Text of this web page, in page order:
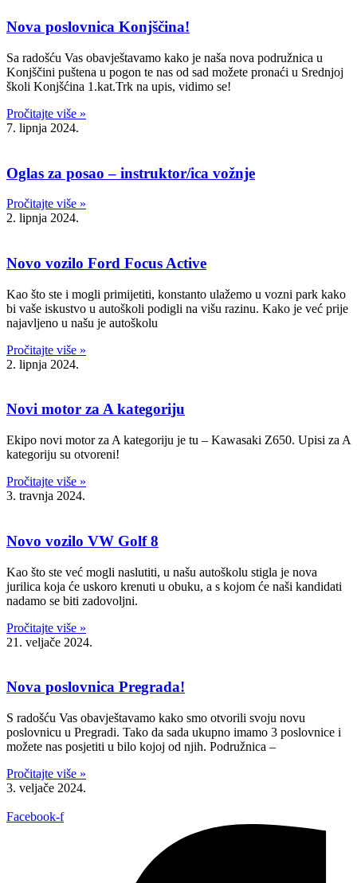
Nova poslovnica Konjščina!
Sa radošću Vas obavještavamo kako je naša nova podružnica u
Konjščini puštena u pogon te nas od sad možete pronaći u Srednjoj
školi Konjšćina 1.kat.Trk na upis, vidimo se!
Pročitajte više »
7. lipnja 2024.
Oglas za posao – instruktor/ica vožnje
Pročitajte više »
2. lipnja 2024.
Novo vozilo Ford Focus Active
Kao što ste i mogli primijetiti, konstanto ulažemo u vozni park kako
bi vaše iskustvo u autoškoli podigli na višu razinu. Kako je već prije
najavljeno u našu je autoškolu
Pročitajte više »
2. lipnja 2024.
Novi motor za A kategoriju
Ekipo novi motor za A kategoriju je tu – Kawasaki Z650. Upisi za A
kategoriju su otvoreni!
Pročitajte više »
3. travnja 2024.
Novo vozilo VW Golf 8
Kao što ste već mogli naslutiti, u našu autoškolu stigla je nova
jurilica koja će uskoro krenuti u obuku, a s kojom će naši kandidati
nadamo se biti zadovoljni.
Pročitajte više »
21. veljače 2024.
Nova poslovnica Pregrada!
S radošću Vas obavještavamo kako smo otvorili svoju novu
poslovnicu u Pregradi. Tako da sada ukupno imamo 3 poslovnice i
možete nas posjetiti u bilo kojoj od njih. Podružnica –
Pročitajte više »
3. veljače 2024.
Facebook-f